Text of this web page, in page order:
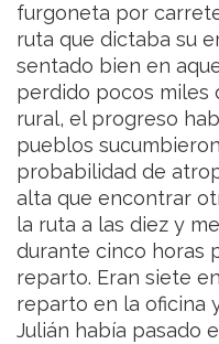
furgoneta por
ruta que dictaba su
sentado bien en
perdido pocos miles
rural, el progreso
pueblos
probabilidad de
alta que encontrar
la ruta a las diez y
durante cinco horas
reparto. Eran siete
reparto en la oficina
Julián había pasado